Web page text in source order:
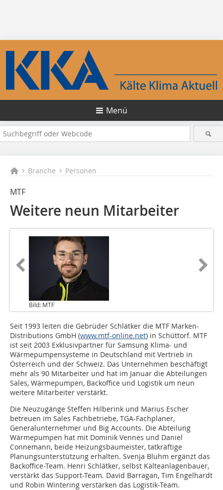
Menü
Branche Personen
MTF
Weitere neun Mitarbeiter
Bild: MTF
Seit 1993 leiten die Gebrüder Schlätker die MTF Marken-
Distributions GmbH (www.mtf-online.net) in Schüttorf. MTF
ist seit 2003 Exklusivpartner für Samsung Klima- und
Wärmepumpensysteme in Deutschland mit Vertrieb in
Österreich und der Schweiz. Das Unternehmen beschäftigt
mehr als 90 Mitarbeiter und hat im Januar die Abteilungen
Sales, Wärmepumpen, Backoffice und Logistik um neun
weitere Mitarbeiter verstärkt.
Die Neuzugänge Steffen Hilberink und Marius Escher
betreuen im Sales Fachbetriebe, TGA-Fachplaner,
Generalunternehmer und Big Accounts. Die Abteilung
Wärmepumpen hat mit Dominik Vennes und Daniel
Connemann, beide Heizungsbaumeister, tatkräftige
Planungsunterstützung erhalten. Svenja Bluhm ergänzt das
Back­office-Team. Henri Schlätker, selbst Kälteanlagenbauer,
verstärkt das Support-Team. David Barragan, Tim Engelhardt
und Robin Wintering verstärken das Logistik-Team.